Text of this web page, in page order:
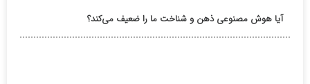
آیا هوش مصنوعی ذهن و شناخت ما را ضعیف می‌کند؟